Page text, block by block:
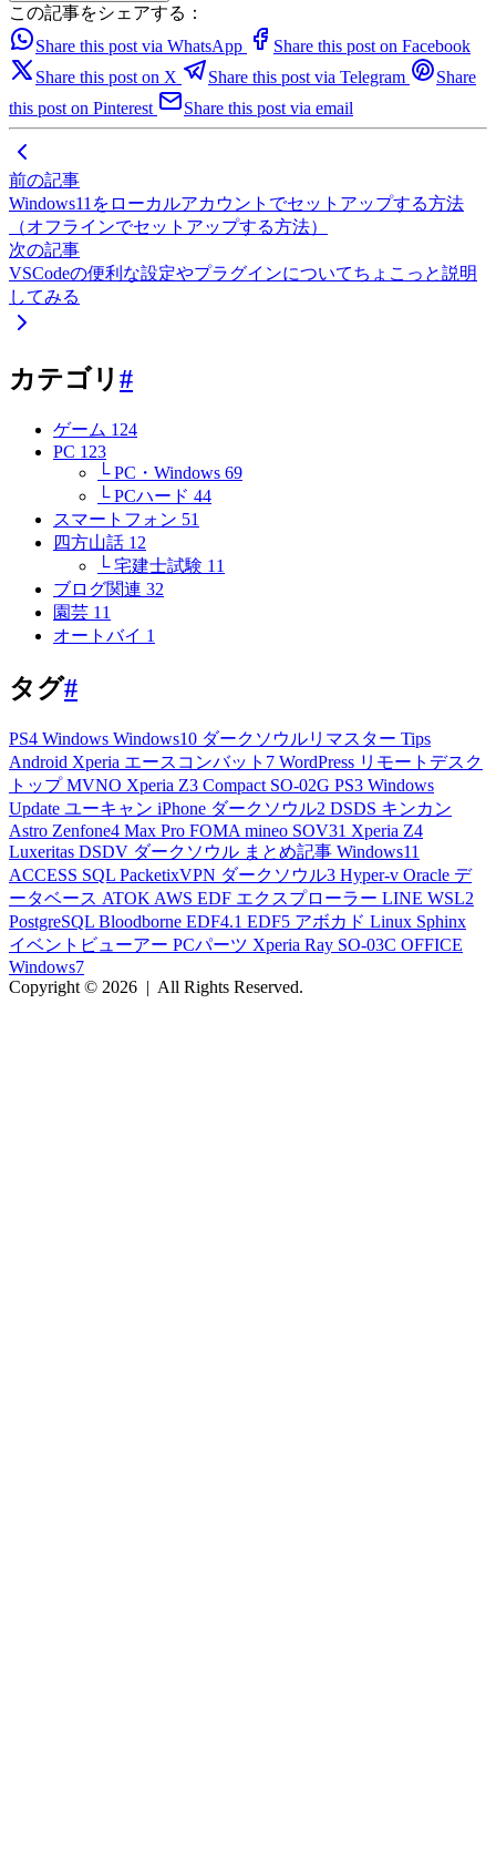
この記事をシェアする：
Share this post via WhatsApp
Share this post on Facebook
Share this post on X
Share this post via Telegram
Share
this post on Pinterest
Share this post via email
前の記事
Windows11をローカルアカウントでセットアップする方法
（オフラインでセットアップする方法）
次の記事
VSCodeの便利な設定やプラグインについてちょこっと説明
してみる
カテゴリ #
ゲーム 124
PC 123
└ PC・Windows 69
└ PCハード 44
スマートフォン 51
四方山話 12
└ 宅建士試験 11
ブログ関連 32
園芸 11
オートバイ 1
タグ#
PS4 Windows Windows10 ダークソウルリマスター Tips
Android Xperia エースコンバット7 WordPress リモートデスク
トップMVNO Xperia Z3 Compact SO-02G PS3 Windows
Update ユーキャン iPhone ダークソウル2 DSDS キンカン
Astro Zenfone4 Max Pro FOMA mineo SOV31 Xperia Z4
Luxeritas DSDV ダークソウル まとめ記事 Windows11
ACCESS SQL PacketixVPN ダークソウル3 Hyper-v Oracle デ
ータベース ATOK AWS EDF エクスプローラー LINE WSL2
PostgreSQL Bloodborne EDF4.1 EDF5 アボカド Linux Sphinx
イベントビューアー PCパーツ Xperia Ray SO-03C OFFICE
Windows7
Copyright © 2026 | All Rights Reserved.